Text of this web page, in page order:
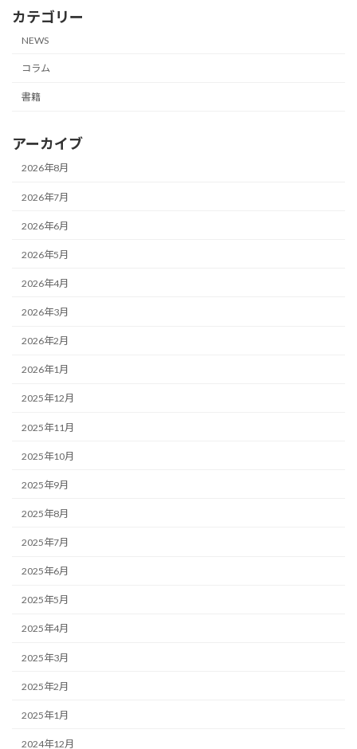
カテゴリー
NEWS
コラム
書籍
アーカイブ
2026年8月
2026年7月
2026年6月
2026年5月
2026年4月
2026年3月
2026年2月
2026年1月
2025年12月
2025年11月
2025年10月
2025年9月
2025年8月
2025年7月
2025年6月
2025年5月
2025年4月
2025年3月
2025年2月
2025年1月
2024年12月